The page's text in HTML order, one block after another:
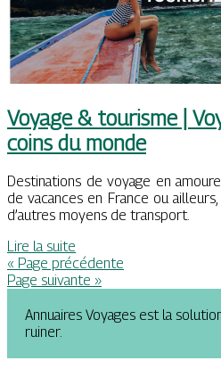
Voyage & tourisme |
coins du monde
Destinations de voyage en
de vacances en France ou
d’autres moyens de transport.
Lire la suite
« Page précédente
Page suivante »
Annuaires Voyages est la
ruiner.